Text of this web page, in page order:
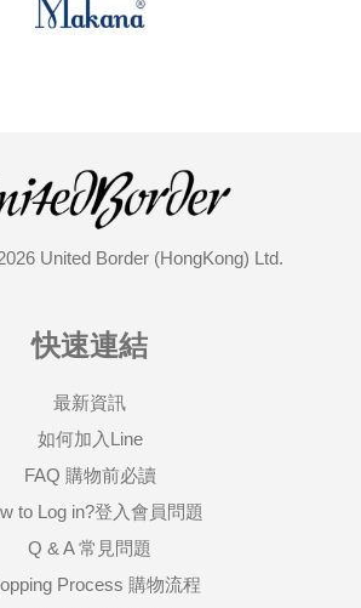
United Border (HongKong) Ltd.
快速連結
最新資訊
如何加入Line
FAQ 購物前必讀
to Log in?登入會員問題
Q & A 常見問題
Process 購物流程